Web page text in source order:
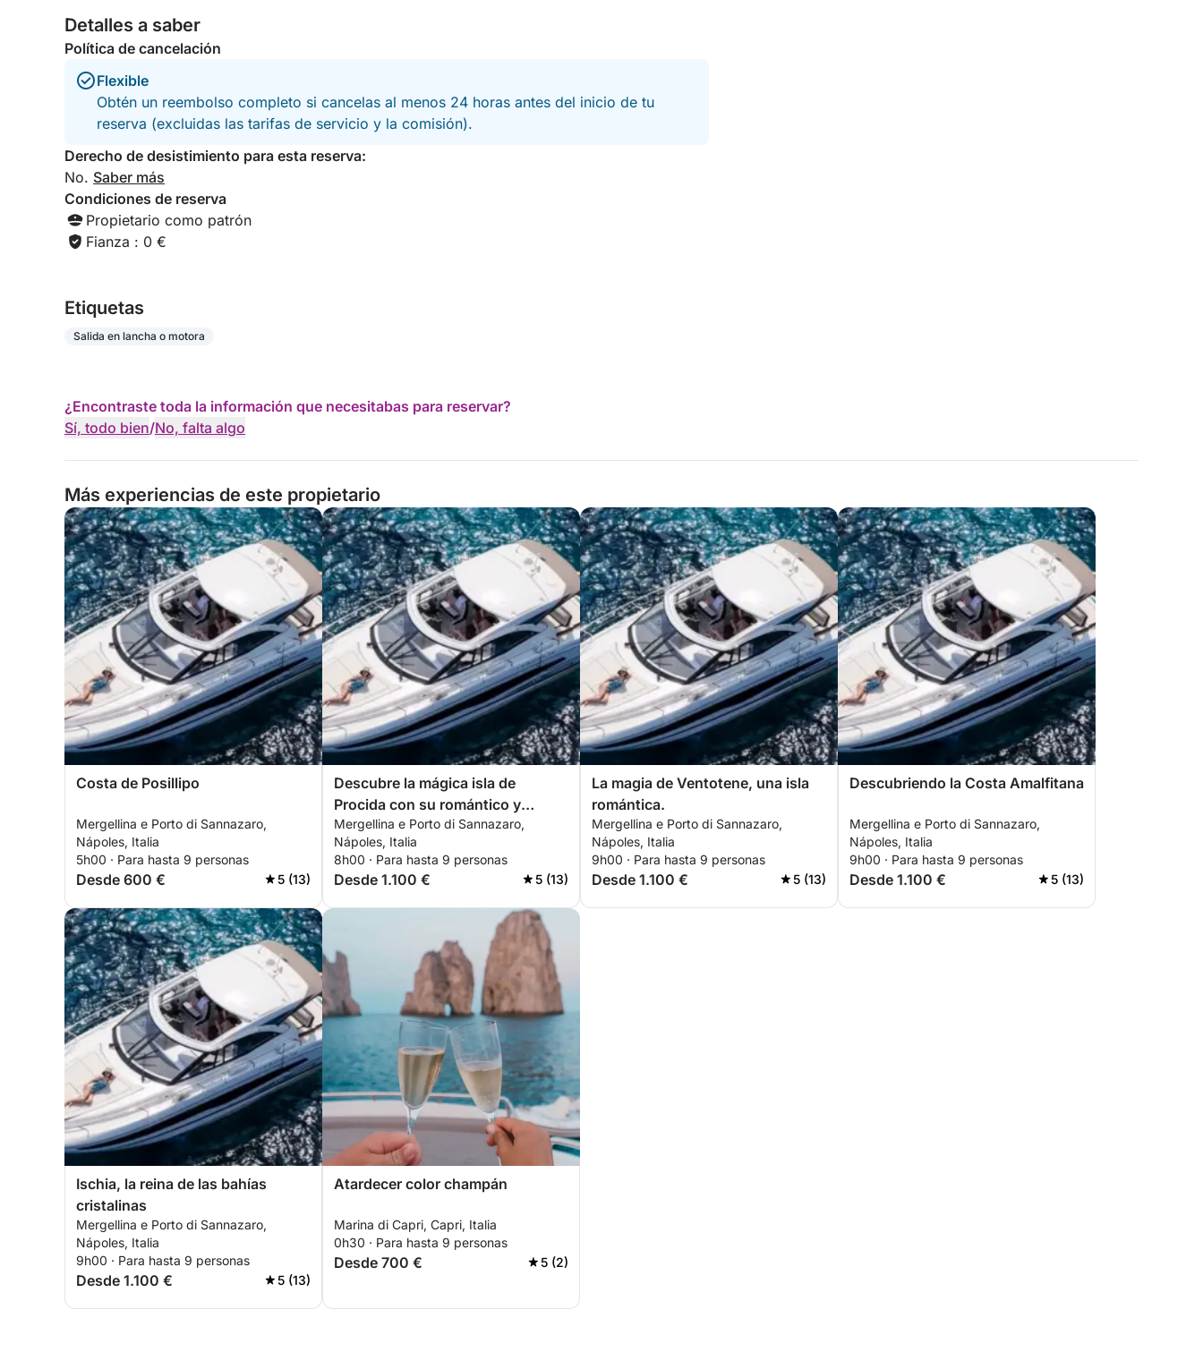
duda, volveremos.
Detalles a saber
Política de cancelación
Flexible
Obtén un reembolso completo si cancelas al menos 24 horas antes del inicio de tu
reserva (excluidas las tarifas de servicio y la comisión).
Derecho de desistimiento para esta reserva:
No. Saber más
Condiciones de reserva
Propietario como patrón
Fianza : 0 €
Etiquetas
Salida en lancha o motora
¿Encontraste toda la información que necesitabas para reservar?
Sí, todo bien/No, falta algo
Más experiencias de este propietario
Costa de Posillipo
Mergellina e Porto di Sannazaro,
Nápoles, Italia
5h00 · Para hasta 9 personas
Desde 600 € 5 (13)
Descubre la mágica isla de
Procida con su romántico y
colorido puerto de Corricella.
Mergellina e Porto di Sannazaro,
Nápoles, Italia
8h00 · Para hasta 9 personas
Desde 1.100 € 5 (13)
La magia de Ventotene, una isla
romántica.
Mergellina e Porto di Sannazaro,
Nápoles, Italia
9h00 · Para hasta 9 personas
Desde 1.100 € 5 (13)
Descubriendo la Costa Amalfitana
Mergellina e Porto di Sannazaro,
Nápoles, Italia
9h00 · Para hasta 9 personas
Desde 1.100 € 5 (13)
Ischia, la reina de las bahías
cristalinas
Mergellina e Porto di Sannazaro,
Nápoles, Italia
9h00 · Para hasta 9 personas
Desde 1.100 € 5 (13)
Atardecer color champán
Marina di Capri, Capri, Italia
0h30 · Para hasta 9 personas
Desde 700 € 5 (2)